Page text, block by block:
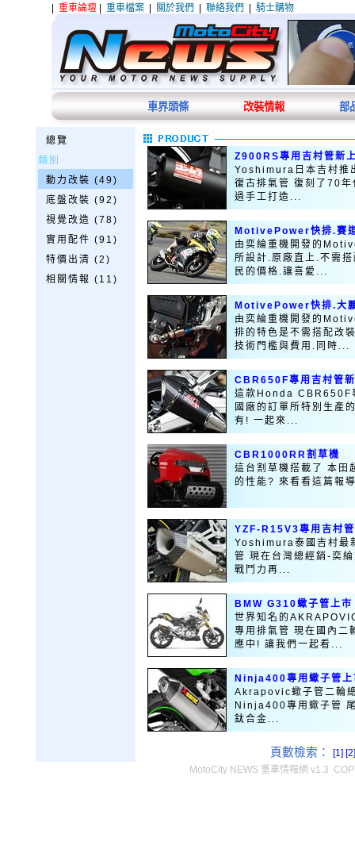
重車論壇 重車檔案 關於我們 聯絡我們 騎士購物
車界頭條 改裝情報 部
總覽
類別
動力改裝 (49)
底盤改裝 (92)
視覺改造 (78)
實用配件 (91)
特價出清 (2)
相關情報 (11)
Z900RS專用吉村管新
Yoshimura日本吉村
復古排氣管 復刻了70
過手工打造...
MotivePower快排.賽
由奕綸重機開發的
所設計.原廠直上.不需
民的價格.讓喜愛...
MotivePower快排.大
由奕綸重機開發的
排的特色是不需搭配改
技術門檻與費用.同時...
CBR650F專用吉村管
這款Honda CBR650F
國廠的訂單所特別生產
有! 一起來...
CBR1000RR割草機
這台割草機搭載了 本
的性能? 來看看這篇報
YZF-R15V3專用吉村
Yoshimura泰國吉村最
管 現在台灣總經銷-奕
戰鬥力再...
BMW G310蠍子管上市
世界知名的
專用排氣管 現在國內二
應中! 讓我們一起看...
Ninja400專用蠍子管上
Akrapovic蠍子管二輪
Ninja400專用蠍子管
鈦合金...
頁數檢索： [1]
MotoCity NEWS 重車情報網 v1.3